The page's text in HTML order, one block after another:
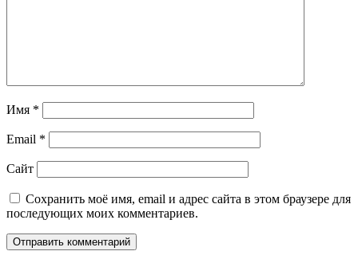
Имя *
Email *
Сайт
Сохранить моё имя, email и адрес сайта в этом браузере для
последующих моих комментариев.